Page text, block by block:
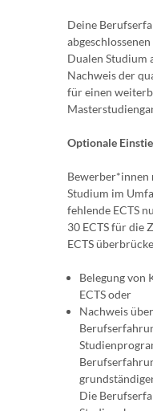
Deine
Dualen Studium
Nachweis der
für einen
Optionale
Bewerber*innen
Studium im
fehlende ECTS
30 ECTS für die
ECTS
Belegung von
ECTS oder
Nachweis
Die